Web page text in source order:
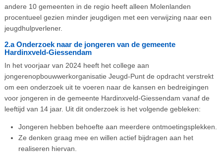
andere 10 gemeenten in de regio heeft alleen Molenlanden
procentueel gezien minder jeugdigen met een verwijzing naar een
jeugdhulpverlener.
2.a Onderzoek naar de jongeren van de gemeente
Hardinxveld-Giessendam
In het voorjaar van 2024 heeft het college aan
jongerenopbouwwerkorganisatie Jeugd-Punt de opdracht verstrekt
om een onderzoek uit te voeren naar de kansen en bedreigingen
voor jongeren in de gemeente Hardinxveld-Giessendam vanaf de
leeftijd van 14 jaar. Uit dit onderzoek is het volgende gebleken:
Jongeren hebben behoefte aan meerdere ontmoetingsplekken.
Ze denken graag mee en willen actief bijdragen aan het
realiseren hiervan.